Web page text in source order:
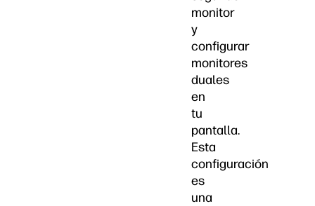
monitor
y
configurar
monitores
duales
en
tu
pantalla.
Esta
configuración
es
una